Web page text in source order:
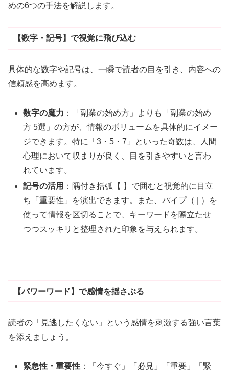
めの6つの手法を解説します。
【数字・記号】で視覚に飛び込む
具体的な数字や記号は、一瞬で読者の目を引き、内容への
信頼感を高めます。
数字の魔力 ：「副業の始め方」よりも「副業の始め
方 5選」の方が、情報のボリュームを具体的にイメー
ジできます。特に「3・5・7」といった奇数は、人間
心理において収まりが良く、目を引きやすいと言わ
れています。
記号の活用 ：隅付き括弧【 】で囲むと視覚的に目立
ち「重要性」を演出できます。また、パイプ（ | ）を
使って情報を区切ることで、キーワードを際立たせ
つつスッキリと整理された印象を与えられます。
【パワーワード】で感情を揺さぶる
読者の「見逃したくない」という感情を刺激する強い言葉
を添えましょう。
緊急性・重要性 ：「今すぐ」「必見」「重要」「緊